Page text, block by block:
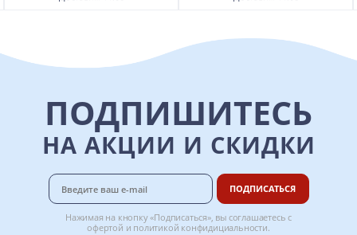
ПОДПИШИТЕСЬ
НА АКЦИИ И СКИДКИ
ПОДПИСАТЬСЯ
Нажимая на кнопку «Подписаться», вы соглашаетесь с
офертой и политикой конфидициальности.